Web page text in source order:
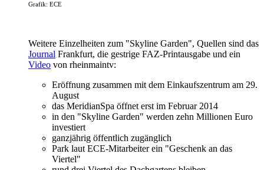
Grafik: ECE
Weitere Einzelheiten zum "Skyline Garden", Quellen sind das
Journal Frankfurt, die gestrige FAZ-Printausgabe und ein
Video von rheinmaintv:
Eröffnung zusammen mit dem Einkaufszentrum am 29.
August
das MeridianSpa öffnet erst im Februar 2014
in den "Skyline Garden" werden zehn Millionen Euro
investiert
ganzjährig öffentlich zugänglich
Park laut ECE-Mitarbeiter ein "Geschenk an das
Viertel"